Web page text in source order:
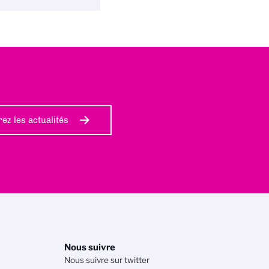
les actualités
Nous suivre
Nous suivre sur twitter